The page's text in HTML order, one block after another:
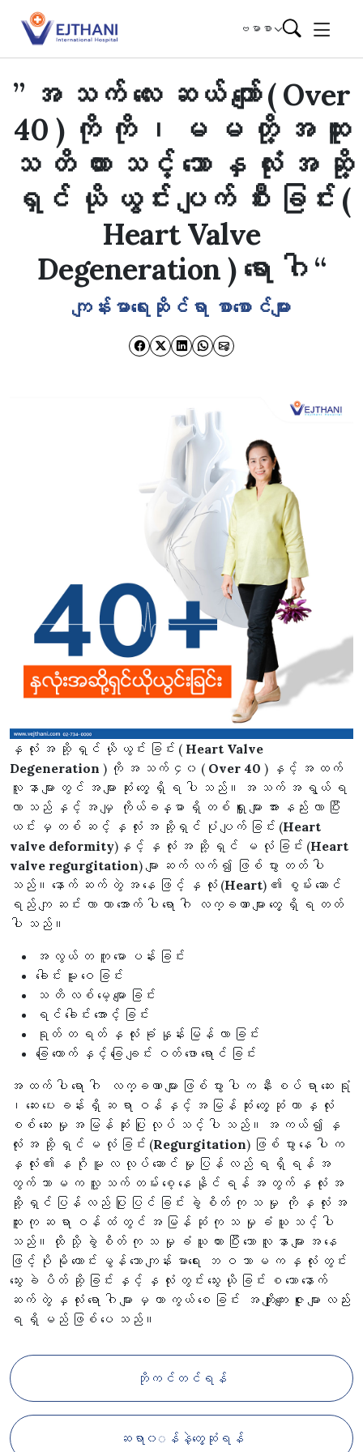
Skip to content
ဗမာစာ
” အ သက် လေး ဆယ် ကျော် ( Over
40 ) ကို ကို ၊ မ မ တို့ အ ထူး
သ တိ ထား သင့် သော နှ လုံး အ ဆို့
ရှင် ယို ယွင်း ပျက် စီး ခြင်း (
Heart Valve
Degeneration ) ရော ဂါ “
ကျန်းမာရေးဆိုင်ရာ စာစောင်များ
နှ လုံး အ ဆို့ ရှင် ယို ယွင်း ခြင်း ( Heart Valve
Degeneration ) ကို အ သက် ၄၀ ( Over 40 ) နှင့် အ ထက်
လူ နာ များ တွင် အ များ ဆုံး တွေ့ ရှိိ ရ ပါ သည်။ အ သက် အ ရွယ် ရ
လာ သည် နှင့် အ မျှ ကိုယ်ခန္ဓာ ရှိ တစ် ရှူူး များ အား နည်း လာ ပြီး
ယင်း မှ တစ် ဆင့် နှ လုံး အ ဆို့ရှင် ပုံ ပျက် ခြင်း (Heart
valve deformity)နှင့် နှ လုံံံး အ ဆို့ ရှင် မ လုံ ခြင်း (Heart
valve regurgitation) များ ဆက် လက် ၍ ဖြစ် ပွား တတ် ပါ
သည်။ နောက် ဆက် တွဲဲ အ နေ ဖြင့် နှ လုံံး (Heart) ၏ စွမ်း ဆောင်
ရည် ကျ ဆင်း လာ ကာ အောက် ပါ ရော ဂါ လက္ခဏာ များ တွေ့ ရှိိ ရ တတ်
ပါ သည်။
အ လွယ် တ ကူ မော ပန်း ခြင်း
ခေါင်း မူး ဝေ ခြင်း
သ တိ လစ် မေ့ မျော ခြင်း
ရင် ခေါင်း အောင့် ခြင်း
ရုတ် တ ရတ် နှ လုံး ခုံ နှုန်း မြန် လာ ခြင်း
ခြေ ထောက် နှင့် ခြေ ချင်း ဝတ် ဖော ရောင် ခြင်း
အ ထက် ပါ ရော ဂါ လက္ခဏာ များ ဖြစ် ပွား ပါ က နီး စပ် ရာ ဆေး ရုံ
၊ ဆေး ပေး ခန်း ရှိ ဆ ရာ ဝန် နှင့် အ မြန် ဆုံး တွေ့ ဆုံ ကာ နှ လုံး
စစ် ဆေး မှု အ မြန် ဆုံး ပြု လုပ် သင့် ပါ သည်။ အ ကယ် ၍ နှ
လုံး အ ဆို့ ရှင် မ လုံ ခြင်း (Regurgitation) ဖြစ် ပွား နေ ပါ က
နှ လုံး ၏ န ဂို မူ လ လုပ် ဆောင် မှု ပြန် လည် ရ ရှိ ရန် အ
တွက် သာ မ က လူ့ သက် တမ်း စေ့ နေ နိုင် ရန် အ တွက် နှ လုံး အ
ဆို့ ရှင် ပြန် လည် ပြု ပြင် ခြင်း ခွဲ စိတ် ကု သ မှု ကို နှ လုံး အ
ထူး ကု ဆ ရာ ဝန် ထံ တွင် အ မြန် ဆုံ ကု သ မှု ခံ ယူ သင့် ပါ
သည်။ ထို သို့ ခွဲ စိတ် ကု သ မှု ခံ ယူ ထား ပြီး သော လူ နာ များ အ နေ
ဖြင့် ပို မို ကောင်း မွန် သော ကျန်း မာရေး ဘ ဝ သာ မ က နှ လုံး တွင်း
သွေး ခဲ ပိတ် ဆို့ ခြင်း နှင့် နှ လုံး တွင်း သွေး ယို ခြင်း စ သော နောက်
ဆက် တွဲ နှ လုံး ရော ဂါ များ မှ ကာ ကွယ် စေ ခြင်း အ ကျိုးကျေး ဇူး များ လည်း
ရ ရှိ မည် ဖြစ် ပေ သည်။
ဘိုကင်တင်ရန်
ဆရာ၀◌န်နဲ့တွေ့ဆုံရန်